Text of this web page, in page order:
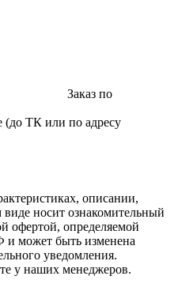
Заказ по
(до ТК или по адресу
описании,
носит ознакомительный
офертой, определяемой
и может быть изменена
уведомления.
у наших менеджеров.